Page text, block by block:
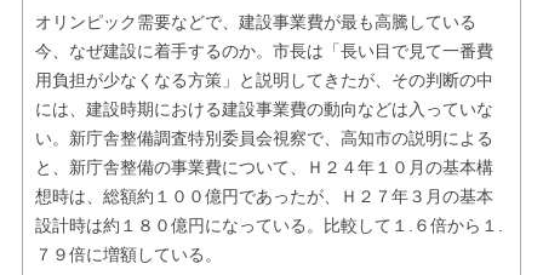
オリンピック需要などで、建設事業費が最も高騰している
今、なぜ建設に着手するのか。市長は「長い目で見て一番費
用負担が少なくなる方策」と説明してきたが、その判断の中
には、建設時期における建設事業費の動向などは入っていな
い。新庁舎整備調査特別委員会視察で、高知市の説明による
と、新庁舎整備の事業費について、Ｈ２４年１０月の基本構
想時は、総額約１００億円であったが、Ｈ２７年３月の基本
設計時は約１８０億円になっている。比較して１.６倍から１.
７９倍に増額している。